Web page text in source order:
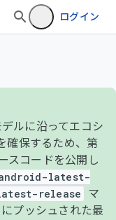
ログイン
ルに沿ってエコシ
確保するため、第
スコードを公開し
latest-
release
マ
プッシュされた最